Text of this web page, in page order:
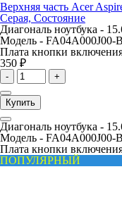
Верхняя часть Acer
Серая, Состояние
Диагональ ноутбука -
Модель - FA04A000J00-
Плата кнопки
350 ₽
- +
Купить
Диагональ ноутбука -
Модель - FA04A000J00-
Плата кнопки
ПОПУЛЯРНЫЙ